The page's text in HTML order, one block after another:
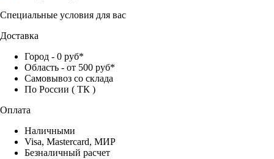
Специальные условия для вас
Доставка
Город - 0 руб*
Область - от 500 руб*
Самовывоз со склада
По России ( ТК )
Оплата
Наличными
Visa, Mastercard, МИР
Безналичный расчет